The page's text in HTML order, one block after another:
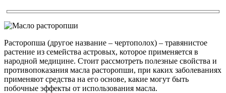
Расторопша (другое название – чертополох) – травянистое
растение из семейства астровых, которое применяется в
народной медицине. Стоит рассмотреть полезные свойства и
противопоказания масла расторопши, при каких заболеваниях
применяют средства на его основе, какие могут быть
побочные эффекты от использования масла.